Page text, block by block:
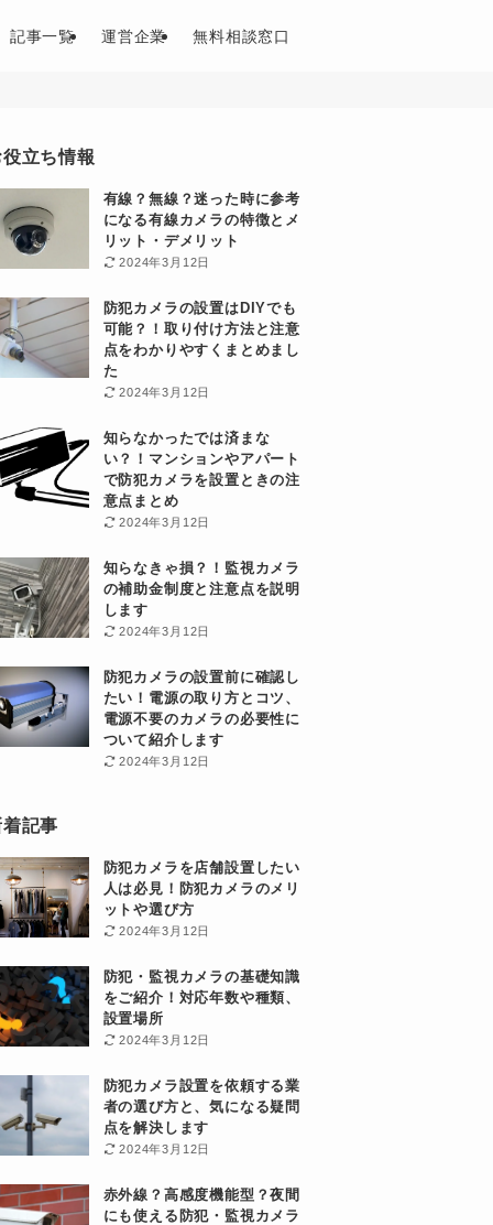
記事一覧 運営企業 無料相談窓口
立ち情報
有線？無線？迷った時に参考
になる有線カメラの特徴とメ
リット・デメリット
2024年3月12日
防犯カメラの設置はDIYでも
可能？！取り付け方法と注意
点をわかりやすくまとめまし
た
2024年3月12日
知らなかったでは済まな
い？！マンションやアパート
で防犯カメラを設置ときの注
意点まとめ
2024年3月12日
知らなきゃ損？！監視カメラ
の補助金制度と注意点を説明
します
2024年3月12日
防犯カメラの設置前に確認し
たい！電源の取り方とコツ、
電源不要のカメラの必要性に
ついて紹介します
2024年3月12日
記事
防犯カメラを店舗設置したい
人は必見！防犯カメラのメリ
ットや選び方
2024年3月12日
防犯・監視カメラの基礎知識
をご紹介！対応年数や種類、
設置場所
2024年3月12日
防犯カメラ設置を依頼する業
者の選び方と、気になる疑問
点を解決します
2024年3月12日
赤外線？高感度機能型？夜間
にも使える防犯・監視カメラ